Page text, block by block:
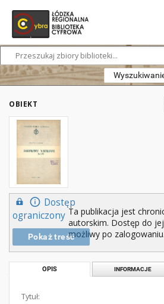
OBIEKT
Dostęp
ograniczony
Pokaż treść
Ta publikacja jest
autorskim. Dostęp do
możliwy po zalogowaniu.
OPIS INFORMACJE
Tytuł: